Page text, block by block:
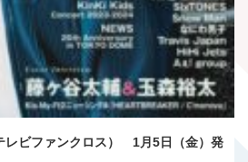
レビファンクロス） 1月5日（金）発